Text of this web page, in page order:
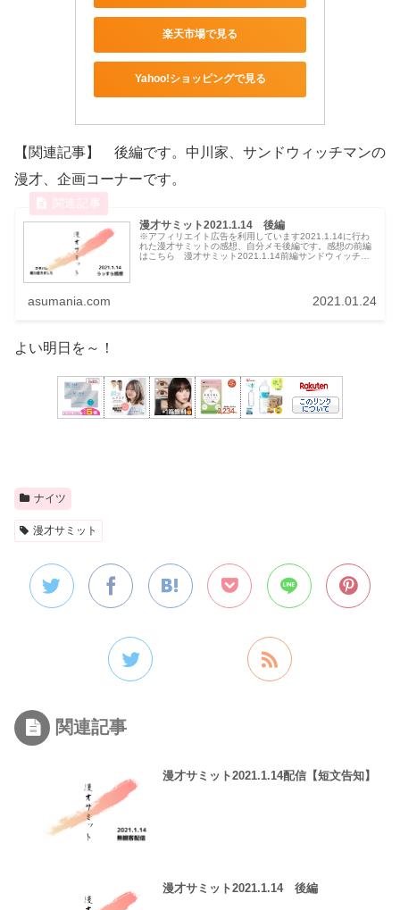
楽天市場で見る
Yahoo!ショッピングで見る
【関連記事】 後編です。中川家、サンドウィッチマンの
漫才、企画コーナーです。
漫才サミット2021.1.14 後編
※アフィリエイト広告を利用しています2021.1.14に行わ
れた漫才サミットの感想、自分メモ後編です。感想の前編
はこちら 漫才サミット2021.1.14前編サンドウィッチマ
asumania.com 2021.01.24
よい明日を～！
ナイツ
漫才サミット
関連記事
漫才サミット2021.1.14配信【短文告知】
漫才サミット2021.1.14 後編